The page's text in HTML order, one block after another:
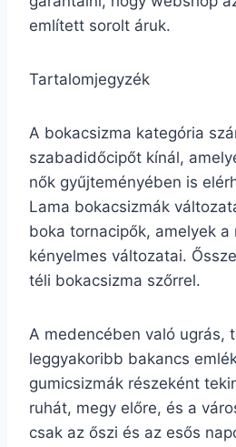
említett sorolt áruk.
Tartalomjegyzék
A bokacsizma kategória
szabadidőcipőt kínál,
nők gyűjteményében is
Lama bokacsizmák
boka tornacipők, amelyek a
kényelmes változatai.
téli bokacsizma szőrrel.
A medencében való ugrás,
leggyakoribb bakancs
gumicsizmák részeként
ruhát, megy előre, és a
csak az őszi és az esős